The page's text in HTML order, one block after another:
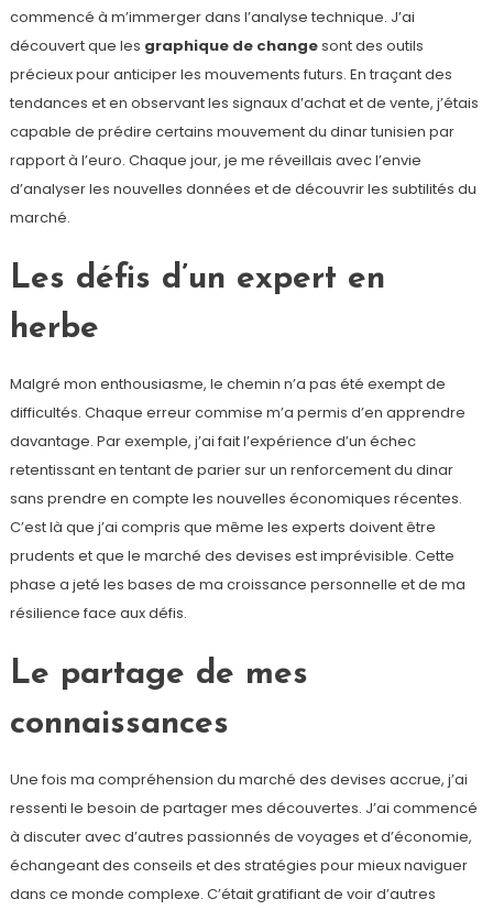
commencé à m’immerger dans l’analyse technique. J’ai
découvert que les graphique de changesont des outils
précieux pour anticiper les mouvements futurs. En traçant des
tendances et en observant les signaux d’achat et de vente, j’étais
capable de prédire certains mouvement du dinar tunisien par
rapport à l’euro. Chaque jour, je me réveillais avec l’envie
d’analyser les nouvelles données et de découvrir les subtilités du
marché.
Les défis d’un expert en
herbe
Malgré mon enthousiasme, le chemin n’a pas été exempt de
difficultés. Chaque erreur commise m’a permis d’en apprendre
davantage. Par exemple, j’ai fait l’expérience d’un échec
retentissant en tentant de parier sur un renforcement du dinar
sans prendre en compte les nouvelles économiques récentes.
C’est là que j’ai compris que même les experts doivent être
prudents et que le marché des devises est imprévisible. Cette
phase a jeté les bases de ma croissance personnelle et de ma
résilience face aux défis.
Le partage de mes
connaissances
Une fois ma compréhension du marché des devises accrue, j’ai
ressenti le besoin de partager mes découvertes. J’ai commencé
à discuter avec d’autres passionnés de voyages et d’économie,
échangeant des conseils et des stratégies pour mieux naviguer
dans ce monde complexe. C’était gratifiant de voir d’autres